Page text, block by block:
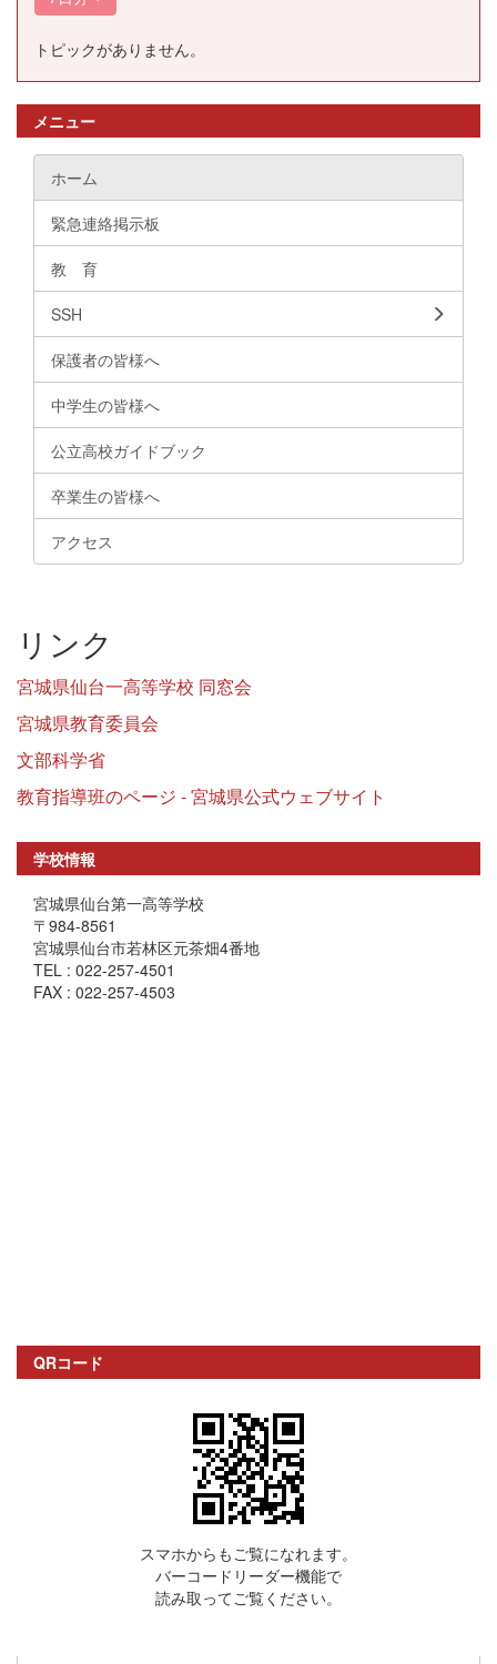
トピックがありません。
メニュー
ホーム
緊急連絡掲示板
教 育
SSH
保護者の皆様へ
中学生の皆様へ
公立高校ガイドブック
卒業生の皆様へ
アクセス
リンク
宮城県仙台一高等学校 同窓会
宮城県教育委員会
文部科学省
教育指導班のページ - 宮城県公式ウェブサイト
学校情報
宮城県仙台第一高等学校
〒984-8561
宮城県仙台市若林区元茶畑4番地
TEL : 022-257-4501
FAX : 022-257-4503
QRコード
スマホからもご覧になれます。
バーコードリーダー機能で
読み取ってご覧ください。